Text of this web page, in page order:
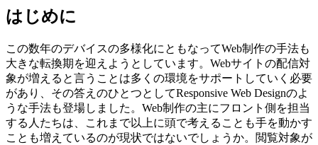
はじめに
この数年のデバイスの多様化にともなってWeb制作の手法も
大きな転換期を迎えようとしています。Webサイトの配信対
象が増えると言うことは多くの環境をサポートしていく必要
があり、その答えのひとつとしてResponsive Web Designのよ
うな手法も登場しました。Web制作の主にフロント側を担当
する人たちは、これまで以上に頭で考えることも手を動かす
ことも増えているのが現状ではないでしょうか。閲覧対象が